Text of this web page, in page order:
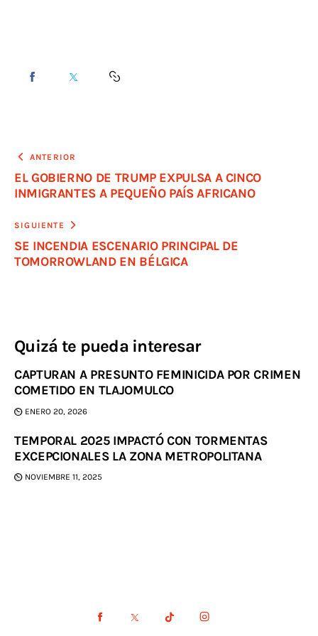
ANTERIOR
EL GOBIERNO DE TRUMP EXPULSA A CINCO
INMIGRANTES A PEQUEÑO PAÍS AFRICANO
SIGUIENTE
SE INCENDIA ESCENARIO PRINCIPAL DE
TOMORROWLAND EN BÉLGICA
Quizá te pueda interesar
CAPTURAN A PRESUNTO FEMINICIDA POR CRIMEN
COMETIDO EN TLAJOMULCO
ENERO 20, 2026
TEMPORAL 2025 IMPACTÓ CON TORMENTAS
EXCEPCIONALES LA ZONA METROPOLITANA
NOVIEMBRE 11, 2025